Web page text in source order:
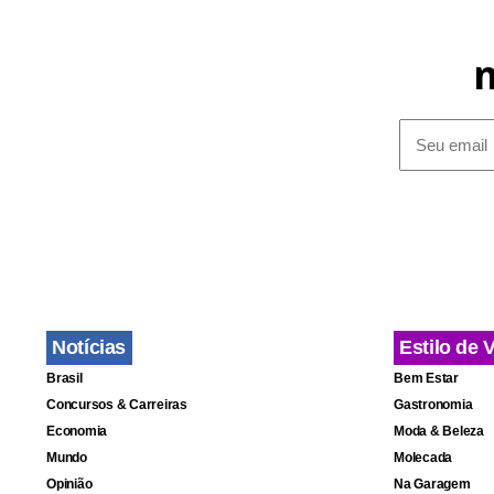
Os dois
que o
feira, após
Notícias
Brasil
Concursos & Carreiras
Economia
Mundo
Opinião
Estilo de
Bem Estar
Gastronomia
Moda & Beleza
Molecada
Na Garagem